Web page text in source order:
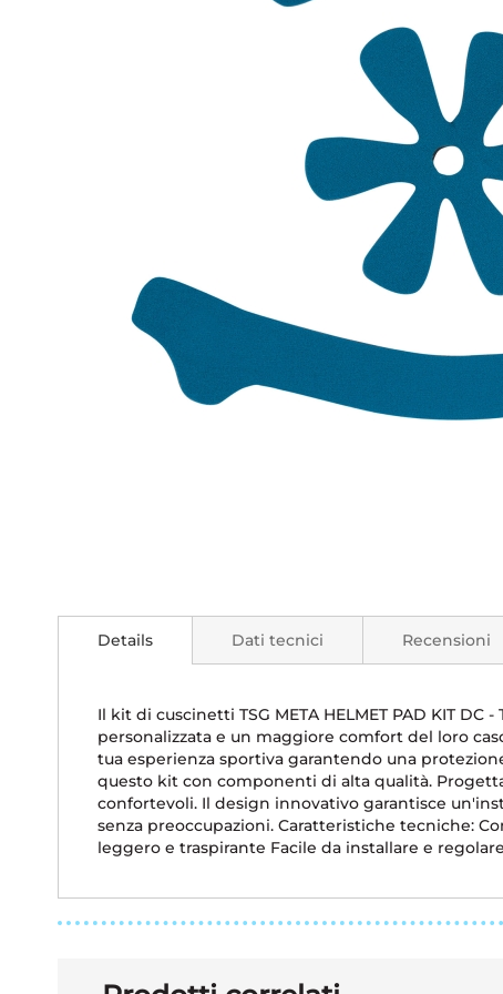
della
galleriaDetails
Il kit di cuscinetti TSG META HELMET PAD KIT
personalizzata e un maggiore comfort del loro
tua esperienza sportiva garantendo una
questo kit con componenti di alta qualità.
confortevoli. Il design innovativo garantisce
senza preoccupazioni. Caratteristiche tecniche:
leggero e traspirante Facile da installare e regolare
Dati tecnici Recensioni